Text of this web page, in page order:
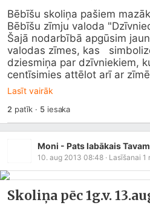
Bēbīšu skoliņa pašiem
Bēbīšu zīmju valoda
Šajā nodarbībā apgūsim
valodas zīmes, kas
dziesmiņa par dzīvniekiem,
centīsimies attēlot arī ar
Lasīt vairāk
2 patīk · 5iesaka
Moni - Pats labākais
10. aug 2013 08:48 · Lasīšanai 1
Skoliņa pēc 1g.v.